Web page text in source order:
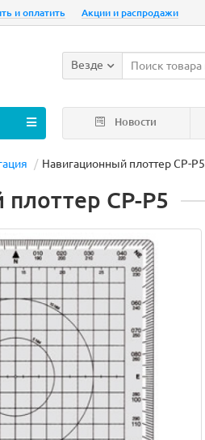
и оплатить Акции и распродажи
Везде
Новости
Навигационный плоттер CP-P5
CP-P5